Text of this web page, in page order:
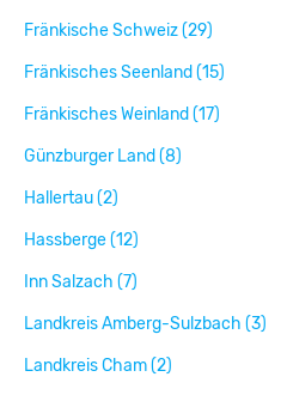
Fränkische Schweiz (29)
Fränkisches Seenland (15)
Fränkisches Weinland (17)
Günzburger Land (8)
Hallertau (2)
Hassberge (12)
Inn Salzach (7)
Landkreis Amberg-Sulzbach (3)
Landkreis Cham (2)